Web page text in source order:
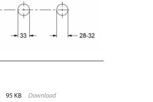
95 KB Download